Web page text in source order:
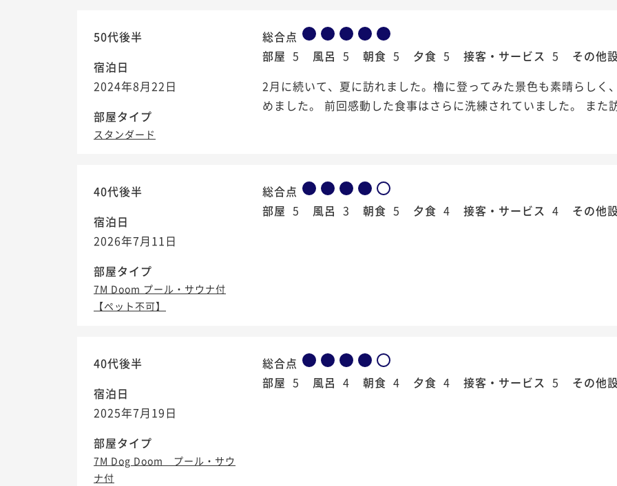
50代後半
宿泊日
2024年8月22日
部屋タイプ
スタンダード
総合点
部屋 5 風呂 5 朝食 5 夕食 5 接客・サービス 5
その他
2月に続いて、夏に訪れました。櫓に登ってみた景色も素晴らしく
めました。 前回感動した食事はさらに洗練されていました。 また
40代後半
宿泊日
2026年7月11日
部屋タイプ
7M Doom プール・サウナ付
【ペット不可】
総合点
部屋 5 風呂 3 朝食 5 夕食 4 接客・サービス 4 その他
40代後半
宿泊日
2025年7月19日
部屋タイプ
7M Dog Doom プール・サウ
ナ付
総合点
部屋 5 風呂 4 朝食 4 夕食 4 接客・サービス 5 その他